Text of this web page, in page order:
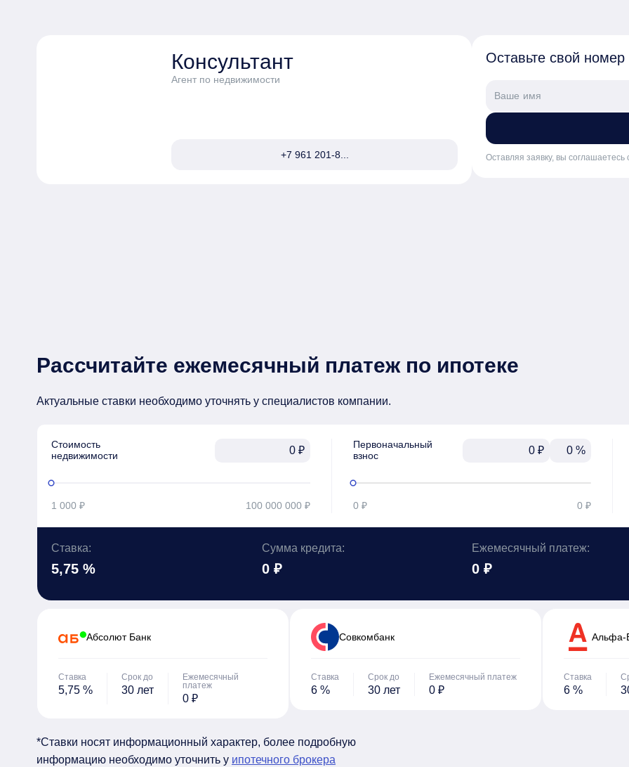
Консультант
Агент по недвижимости
+7 961 201-8...
Оставьте свой
Оставляя заявку, вы соглашаетесь
Рассчитайте ежемесячный платеж по ипотеке
Актуальные ставки необходимо уточнять у специалистов компании.
Стоимость
недвижимости
₽
1 000 ₽ 100 000 000 ₽
Первоначальный
взнос
₽ %
0 ₽ 0 ₽
Ставка:
5,75 %
Сумма кредита:
0 ₽
Ежемесячный платеж:
0 ₽
Абсолют Банк
Ставка
5,75 %
Срок до
30 лет
Ежемесячный
платеж
0 ₽
Cовкомбанк
Ставка
6 %
Срок до
30 лет
Ежемесячный платеж
0 ₽
Альфа-
Ставка
6 %
*Ставки носят информационный характер, более подробную
информацию необходимо уточнить у ипотечного брокера